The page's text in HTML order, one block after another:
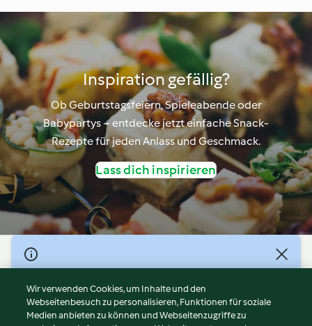
Inspiration gefällig?
Ob Geburtstagsfeiern, Spieleabende oder
Babypartys – entdecke jetzt einfache Snack-
Rezepte für jeden Anlass und Geschmack.
Lass dich inspirieren
© Copyright 2026
Nutzungsbedingungen
Datenschutzrichtlinien
Disclaimer
Wir verwenden Cookies, um Inhalte und den
Webseitenbesuch zu personalisieren, Funktionen für soziale
Medien anbieten zu können und Webseitenzugriffe zu